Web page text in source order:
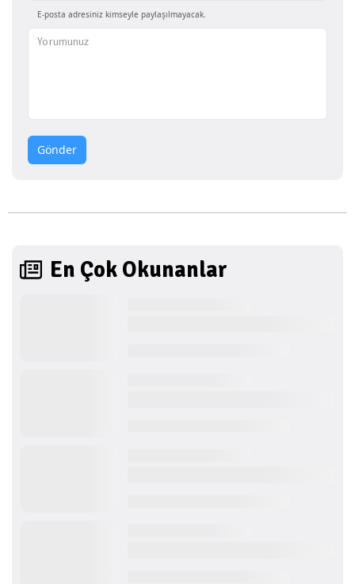
E-posta adresiniz kimseyle paylaşılmayacak.
Gönder
En Çok Okunanlar